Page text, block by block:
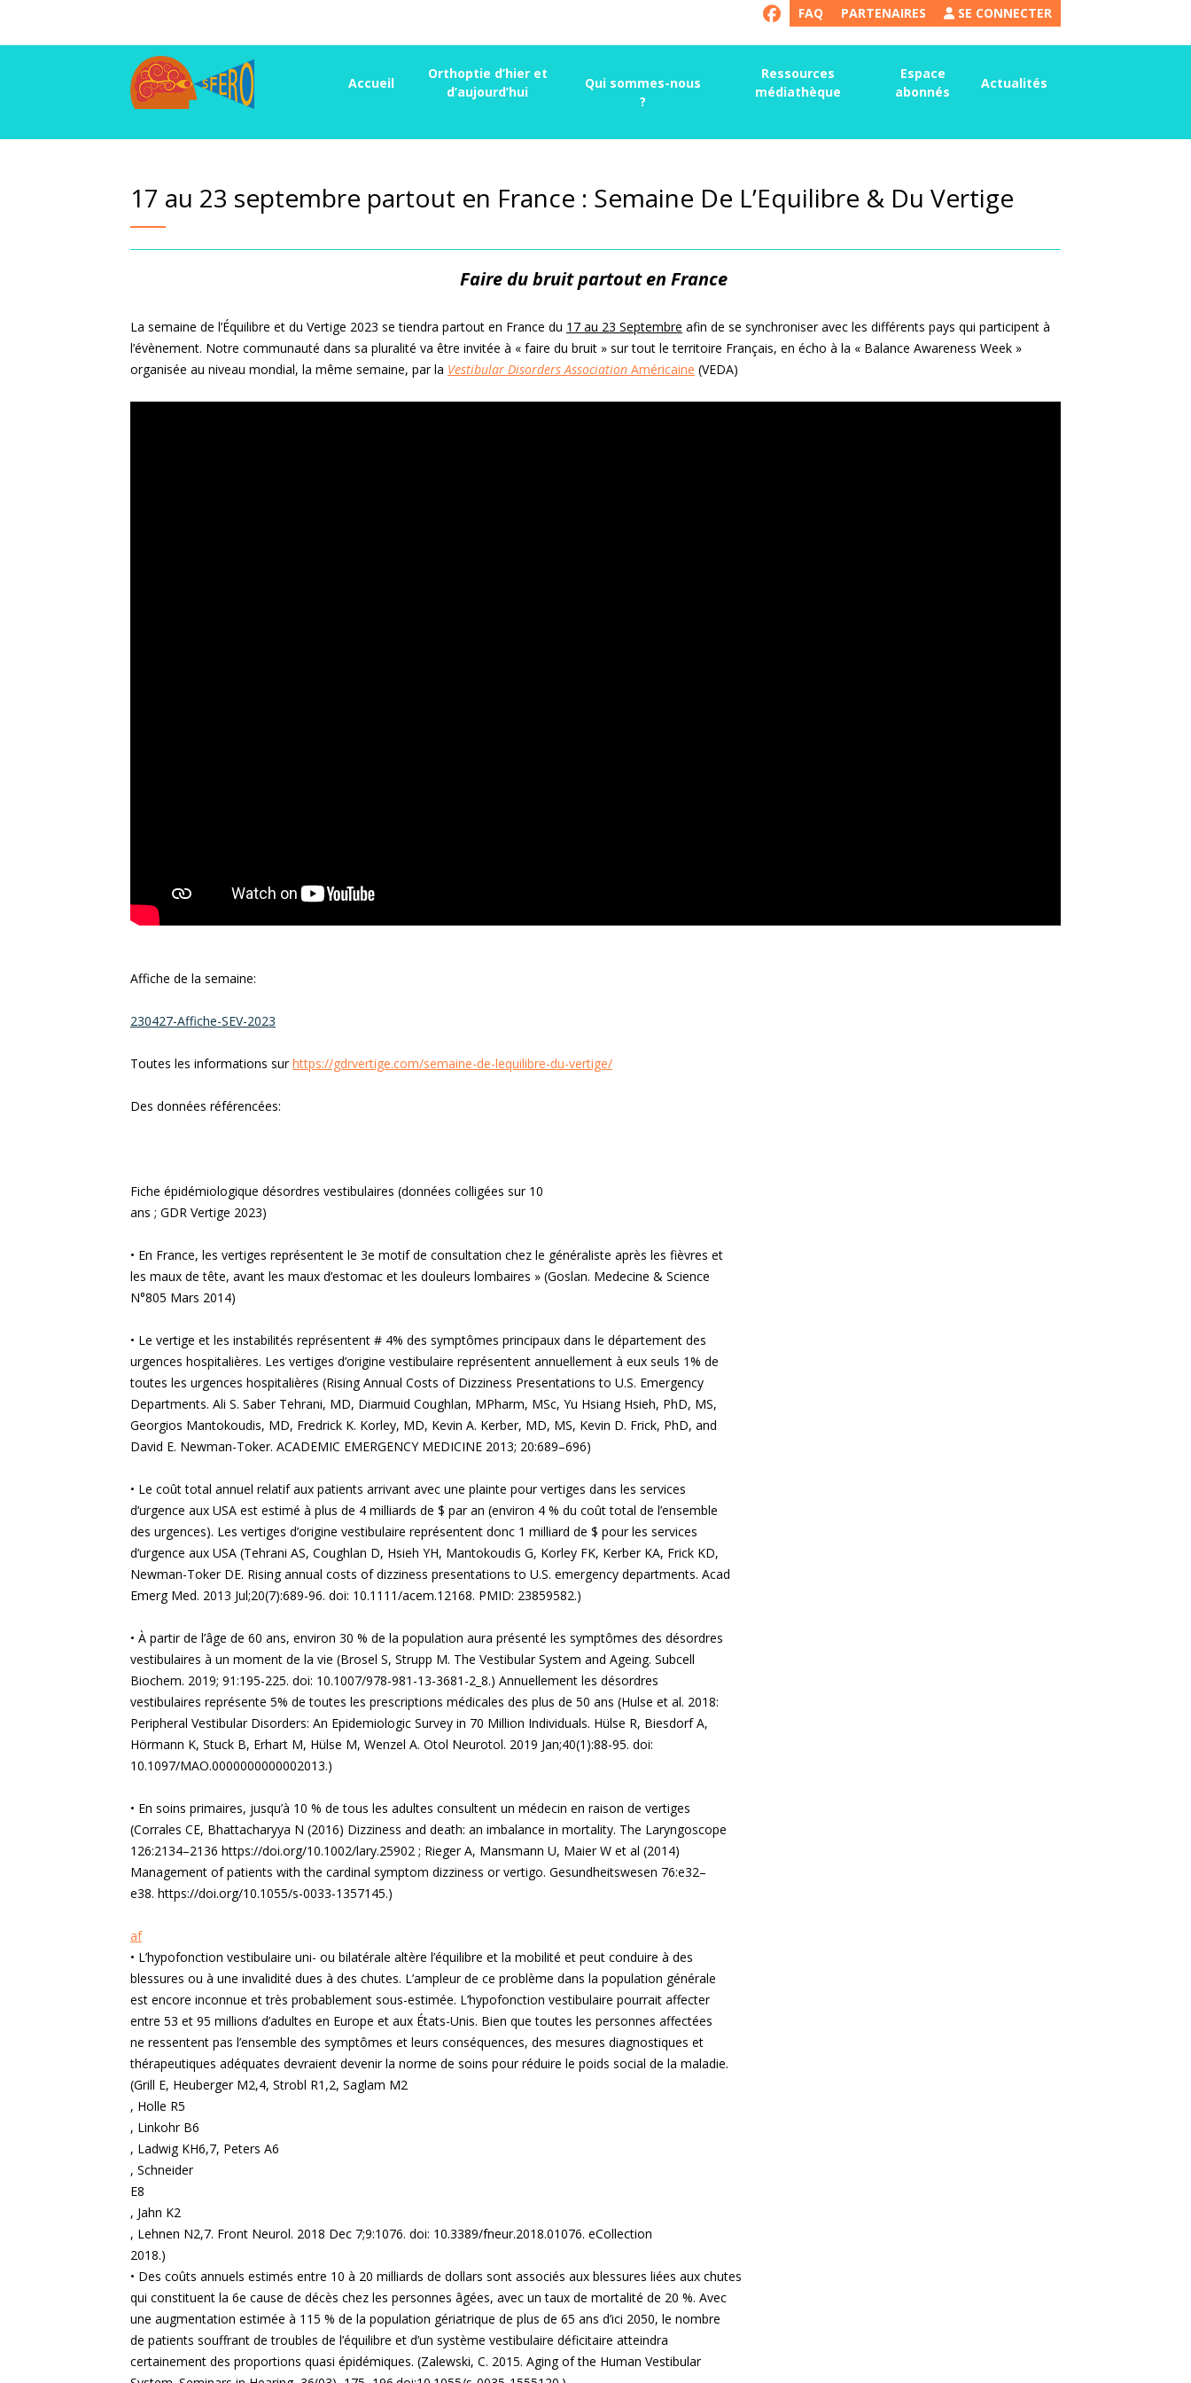
SE CONNECTER
PARTENAIRES
FAQ
Accueil
Orthoptie d’hier et
d’aujourd’hui
Qui sommes-nous
?
Ressources
médiathèque
Espace
abonnés
Actualités
17 au 23 septembre partout en France : Semaine De L’Equilibre & Du Vertige
Faire du bruit partout en France
La semaine de l’Équilibre et du Vertige 2023 se tiendra partout en France du 17 au 23 Septembre afin de se synchroniser avec les différents pays qui participent à
l’évènement. Notre communauté dans sa pluralité va être invitée à « faire du bruit » sur tout le territoire Français, en écho à la « Balance Awareness Week »
organisée au niveau mondial, la même semaine, par la Vestibular Disorders Association Américaine (VEDA)
Affiche de la semaine:
230427-Affiche-SEV-2023
Toutes les informations surhttps://gdrvertige.com/semaine-de-lequilibre-du-vertige/
Des données référencées:
Fiche épidémiologique désordres vestibulaires (données colligées sur 10
ans ; GDR Vertige 2023)
• En France, les vertiges représentent le 3e motif de consultation chez le généraliste après les fièvres et
les maux de tête, avant les maux d’estomac et les douleurs lombaires » (Goslan. Medecine & Science
N°805 Mars 2014)
• Le vertige et les instabilités représentent # 4% des symptômes principaux dans le département des
urgences hospitalières. Les vertiges d’origine vestibulaire représentent annuellement à eux seuls 1% de
toutes les urgences hospitalières (Rising Annual Costs of Dizziness Presentations to U.S. Emergency
Departments. Ali S. Saber Tehrani, MD, Diarmuid Coughlan, MPharm, MSc, Yu Hsiang Hsieh, PhD, MS,
Georgios Mantokoudis, MD, Fredrick K. Korley, MD, Kevin A. Kerber, MD, MS, Kevin D. Frick, PhD, and
David E. Newman-Toker. ACADEMIC EMERGENCY MEDICINE 2013; 20:689–696)
• Le coût total annuel relatif aux patients arrivant avec une plainte pour vertiges dans les services
d’urgence aux USA est estimé à plus de 4 milliards de $ par an (environ 4 % du coût total de l’ensemble
des urgences). Les vertiges d’origine vestibulaire représentent donc 1 milliard de $ pour les services
d’urgence aux USA (Tehrani AS, Coughlan D, Hsieh YH, Mantokoudis G, Korley FK, Kerber KA, Frick KD,
Newman-Toker DE. Rising annual costs of dizziness presentations to U.S. emergency departments. Acad
Emerg Med. 2013 Jul;20(7):689-96. doi: 10.1111/acem.12168. PMID: 23859582.)
• À partir de l’âge de 60 ans, environ 30 % de la population aura présenté les symptômes des désordres
vestibulaires à un moment de la vie (Brosel S, Strupp M. The Vestibular System and Ageing. Subcell
Biochem. 2019; 91:195-225. doi: 10.1007/978-981-13-3681-2_8.) Annuellement les désordres
vestibulaires représente 5% de toutes les prescriptions médicales des plus de 50 ans (Hulse et al. 2018:
Peripheral Vestibular Disorders: An Epidemiologic Survey in 70 Million Individuals. Hülse R, Biesdorf A,
Hörmann K, Stuck B, Erhart M, Hülse M, Wenzel A. Otol Neurotol. 2019 Jan;40(1):88-95. doi:
10.1097/MAO.0000000000002013.)
• En soins primaires, jusqu’à 10 % de tous les adultes consultent un médecin en raison de vertiges
(Corrales CE, Bhattacharyya N (2016) Dizziness and death: an imbalance in mortality. The Laryngoscope
126:2134–2136 https://doi.org/10.1002/lary.25902 ; Rieger A, Mansmann U, Maier W et al (2014)
Management of patients with the cardinal symptom dizziness or vertigo. Gesundheitswesen 76:e32–
e38. https://doi.org/10.1055/s-0033-1357145.)
af
• L’hypofonction vestibulaire uni- ou bilatérale altère l’équilibre et la mobilité et peut conduire à des
blessures ou à une invalidité dues à des chutes. L’ampleur de ce problème dans la population générale
est encore inconnue et très probablement sous-estimée. L’hypofonction vestibulaire pourrait affecter
entre 53 et 95 millions d’adultes en Europe et aux États-Unis. Bien que toutes les personnes affectées
ne ressentent pas l’ensemble des symptômes et leurs conséquences, des mesures diagnostiques et
thérapeutiques adéquates devraient devenir la norme de soins pour réduire le poids social de la maladie.
(Grill E, Heuberger M2,4, Strobl R1,2, Saglam M2
, Holle R5
, Linkohr B6
, Ladwig KH6,7, Peters A6
, Schneider
E8
, Jahn K2
, Lehnen N2,7. Front Neurol. 2018 Dec 7;9:1076. doi: 10.3389/fneur.2018.01076. eCollection
2018.)
• Des coûts annuels estimés entre 10 à 20 milliards de dollars sont associés aux blessures liées aux chutes
qui constituent la 6e cause de décès chez les personnes âgées, avec un taux de mortalité de 20 %. Avec
une augmentation estimée à 115 % de la population gériatrique de plus de 65 ans d’ici 2050, le nombre
de patients souffrant de troubles de l’équilibre et d’un système vestibulaire déficitaire atteindra
certainement des proportions quasi épidémiques. (Zalewski, C. 2015. Aging of the Human Vestibular